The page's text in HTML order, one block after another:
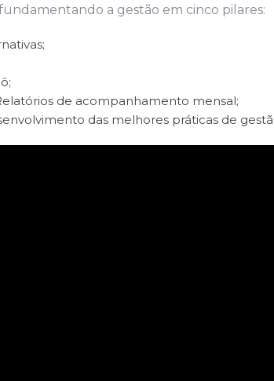
a gestão em cinco pilares:
de acompanhamento mensal;
das melhores práticas de